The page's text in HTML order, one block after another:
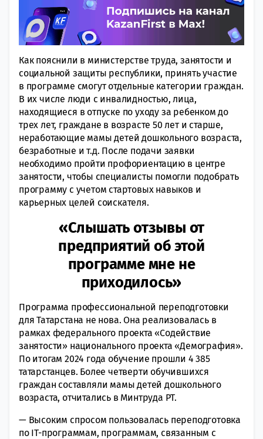
Как пояснили в министерстве труда, занятости и
социальной защиты республики, принять участие
в программе смогут отдельные категории граждан.
В их числе люди с инвалидностью, лица,
находящиеся в отпуске по уходу за ребенком до
трех лет, граждане в возрасте 50 лет и старше,
неработающие мамы детей дошкольного возраста,
безработные и т.д. После подачи заявки
необходимо пройти профориентацию в центре
занятости, чтобы специалисты помогли подобрать
программу с учетом стартовых навыков и
карьерных целей соискателя.
«Слышать отзывы от
предприятий об этой
программе мне не
приходилось»
Программа профессиональной переподготовки
для Татарстана не нова. Она реализовалась в
рамках федерального проекта «Содействие
занятости» национального проекта «Демография».
По итогам 2024 года обучение прошли 4 385
татарстанцев. Более четверти обучившихся
граждан составляли мамы детей дошкольного
возраста, отчитались в Минтруда РТ.
— Высоким спросом пользовалась переподготовка
по IT-программам, программам, связанным с